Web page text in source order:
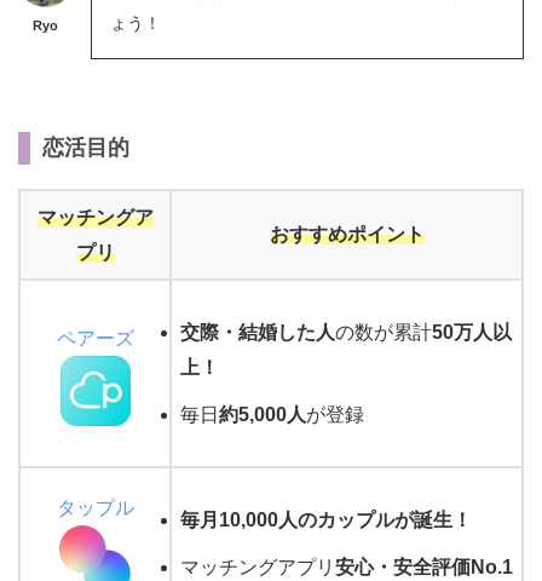
Ryo
ょう！
恋活目的
マッチングア
プリ
おすすめポイント
ペアーズ 交際・結婚した人の数が累計50万人以
上！
毎日 約5,000人が登録
タップル
毎月10,000人のカップルが誕生！
マッチングアプリ 安心・安全評価No.1